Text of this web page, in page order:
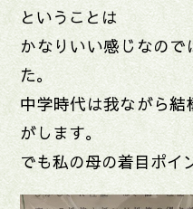
ということは
かなりいい感じなの
た。
中学時代は我ながら
がします。
でも私の母の着目ポイ